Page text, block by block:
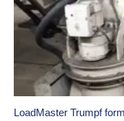
LoadMaster Trumpf